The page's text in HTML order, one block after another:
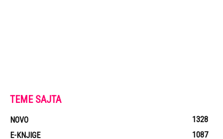
TEME SAJTA
NOVO
1328
E-KNJIGE
1087